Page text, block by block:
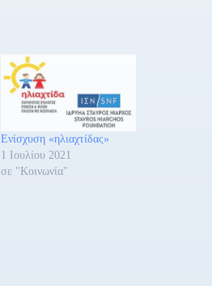
Ενίσχυση «ηλιαχτίδας»
1 Ιουλίου 2021
σε "Κοινωνία"